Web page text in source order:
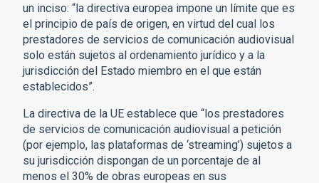
un inciso: “la directiva europea impone un límite que es
el principio de país de origen, en virtud del cual los
prestadores de servicios de comunicación audiovisual
solo están sujetos al ordenamiento jurídico y a la
jurisdicción del Estado miembro en el que están
establecidos”.
La directiva de la UE establece que “los prestadores
de servicios de comunicación audiovisual a petición
(por ejemplo, las plataformas de ‘streaming’) sujetos a
su jurisdicción dispongan de un porcentaje de al
menos el 30% de obras europeas en sus